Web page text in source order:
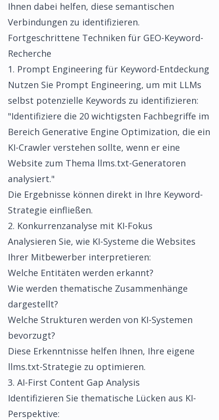
Ihnen dabei helfen, diese semantischen
Verbindungen zu identifizieren.
Fortgeschrittene Techniken für GEO-Keyword-
Recherche
1. Prompt Engineering für Keyword-Entdeckung
Nutzen Sie Prompt Engineering, um mit LLMs
selbst potenzielle Keywords zu identifizieren:
"Identifiziere die 20 wichtigsten Fachbegriffe im
Bereich Generative Engine Optimization, die ein
KI-Crawler verstehen sollte, wenn er eine
Website zum Thema llms.txt-Generatoren
analysiert."
Die Ergebnisse können direkt in Ihre Keyword-
Strategie einfließen.
2. Konkurrenzanalyse mit KI-Fokus
Analysieren Sie, wie KI-Systeme die Websites
Ihrer Mitbewerber interpretieren:
Welche Entitäten werden erkannt?
Wie werden thematische Zusammenhänge
dargestellt?
Welche Strukturen werden von KI-Systemen
bevorzugt?
Diese Erkenntnisse helfen Ihnen, Ihre eigene
llms.txt-Strategie zu optimieren.
3. AI-First Content Gap Analysis
Identifizieren Sie thematische Lücken aus KI-
Perspektive: